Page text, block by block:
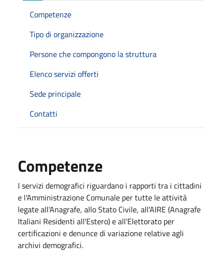
Competenze
Tipo di organizzazione
Persone che compongono la struttura
Elenco servizi offerti
Sede principale
Contatti
Competenze
I servizi demografici riguardano i rapporti tra i cittadini
e l'Amministrazione Comunale per tutte le attività
legate all'Anagrafe, allo Stato Civile, all'AIRE (Anagrafe
Italiani Residenti all'Estero) e all'Elettorato per
certificazioni e denunce di variazione relative agli
archivi demografici.